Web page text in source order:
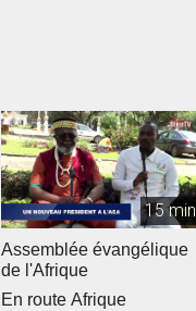
15 min
Assemblée évangélique
de l'Afrique
En route Afrique